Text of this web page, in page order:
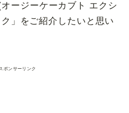
ージーケーカブト エクシ
」をご紹介したいと思い
ポンサーリンク